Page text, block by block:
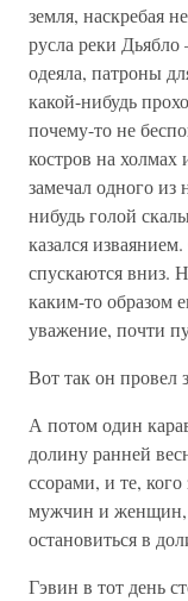
земля, наскребая
русла реки Дьябло
одеяла, патроны
какой-нибудь
почему-то не
костров на холмах
замечал одного
нибудь голой
казался
спускаются вниз.
каким-то образом
уважение, почти
Вот так он провел
А потом один
долину ранней
ссорами, и те,
мужчин и женщин,
остановиться в
Гэвин в тот день